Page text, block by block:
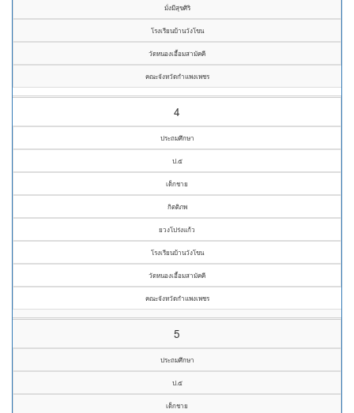
มั่งมีสุขศิริ
โรงเรียนบ้านวังโขน
วัดหนองเอื้อมสามัคคี
คณะจังหวัดกำแพงเพชร
4
ประถมศึกษา
ป.๕
เด็กชาย
กิตติภพ
ยวงโปร่งแก้ว
โรงเรียนบ้านวังโขน
วัดหนองเอื้อมสามัคคี
คณะจังหวัดกำแพงเพชร
5
ประถมศึกษา
ป.๕
เด็กชาย